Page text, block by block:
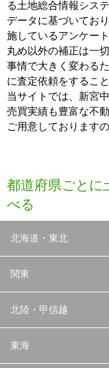
る土地総合情報シス
データに基づいてお
施しているアンケー
丸め以外の補正は一
事情で大きく変わる
に査定依頼をするこ
当サイトでは、新宮
売買実績も豊富な不
ご用意しております
都道府県ごとに
べる
北海道・東北
関東
北陸・甲信越
東海